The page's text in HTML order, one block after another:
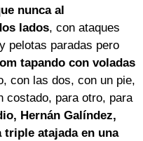
nunca al
lados, con ataques
pelotas paradas pero
tapando con voladas
con las dos, con un pie,
costado, para otro, para
Hernán Galíndez,
triple atajada en una